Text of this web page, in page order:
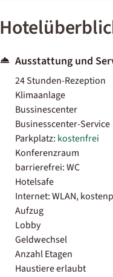
Ausstattung und
24 Stunden-Rezeption
Klimaanlage
Bussinescenter
Businesscenter-Service
Parkplatz: kostenfrei
Konferenzraum
barrierefrei: WC
Hotelsafe
Internet: WLAN,
Aufzug
Lobby
Geldwechsel
Anzahl Etagen
Haustiere erlaubt